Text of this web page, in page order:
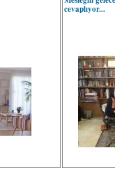
cevaplıyor...